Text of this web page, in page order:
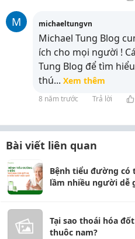
M michaeltungvn
Michael Tung Blog
ích cho mọi người !
Tung Blog để tìm
thú... Xem thêm
8 năm trước Trả lời
Bài viết liên quan
Bệnh tiểu đường có
lầm nhiều người dễ
Tại sao thoái hóa
thuôc nam?